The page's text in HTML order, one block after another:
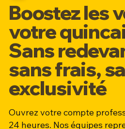
Boostez les
votre
Sans
sans frais,
exclusivité
Ouvrez votre compte
24 heures. Nos équipes